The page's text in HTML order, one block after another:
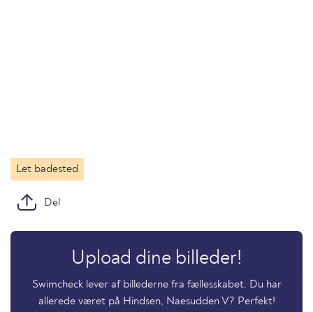
Let badested
Del
Upload dine billeder!
Swimcheck lever af billederne fra fællesskabet. Du har
allerede været på Hindsen, Naesudden V? Perfekt!